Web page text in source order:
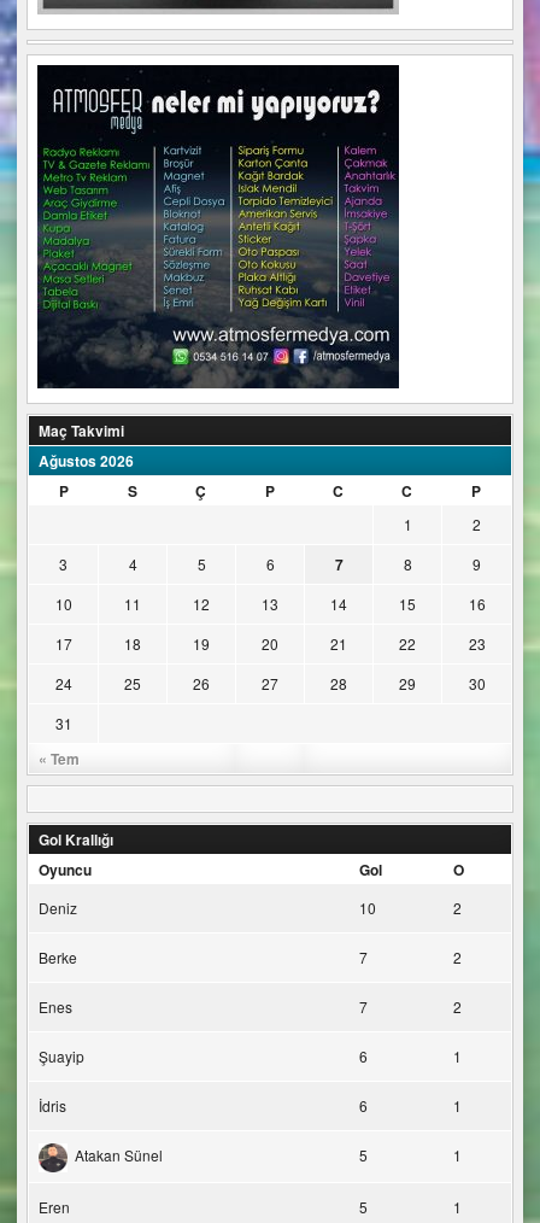
Maç Takvimi
Ağustos 2026
P
S Ç P C C P
« Tem
1
2
3
4 5 6 7 8
9
10
11 12 13 14 15
16
17
18 19 20 21 22
23
24
25 26 27 28 29
30
31
Gol Krallığı
Oyuncu
Gol O
Deniz 10 2
Berke 7 2
Enes 7 2
Şuayip 6 1
İdris 6 1
Atakan Sünel 5 1
Eren 5 1